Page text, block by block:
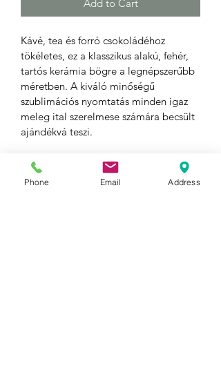
Add to Cart
Kávé, tea és forró csokoládéhoz
tökéletes, ez a klasszikus alakú, fehér,
tartós kerámia bögre a legnépszerűbb
méretben. A kiváló minőségű
szublimációs nyomtatás minden igaz
meleg ital szerelmese számára becsült
ajándékvá teszi.
Phone Email Address